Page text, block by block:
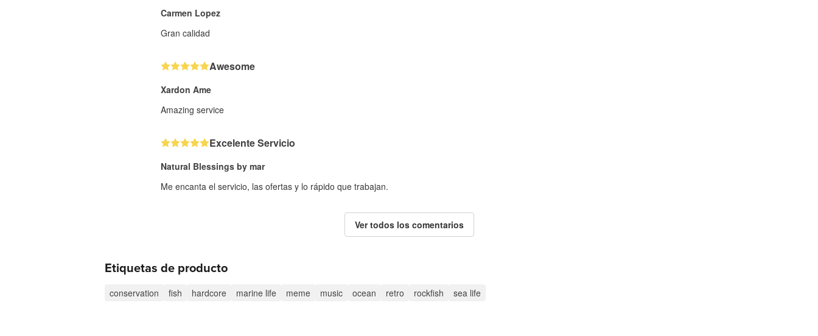
Carmen Lopez
Gran calidad
Awesome
Xardon Ame
Amazing service
Excelente Servicio
Natural Blessings by mar
Me encanta el servicio, las ofertas y lo rápido que trabajan.
Ver todos los comentarios
Etiquetas de producto
conservation fish hardcore marine life meme music ocean retro rockfish sea life